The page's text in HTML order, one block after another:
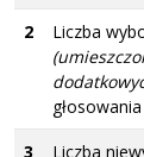
2
Liczba
głosowania
3 Liczba